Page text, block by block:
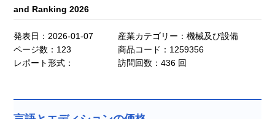
and Ranking 2026
発表日：2026-01-07
産業カテゴリー：機械及び設備
ページ数：123
商品コード：1259356
レポート形式：
訪問回数：436 回